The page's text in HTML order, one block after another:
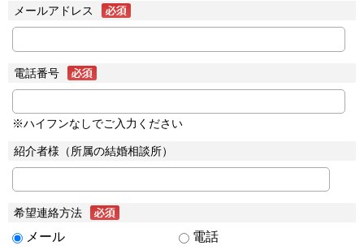
メールアドレス
電話番号
※ハイフンなしでご入力ください
紹介者様（所属の結婚相談所）
希望連絡方法
メール 電話